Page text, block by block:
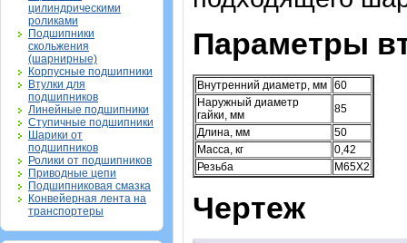
цилиндрическими
роликами
Подшипники
скольжения
(шарнирные)
Корпусные подшипники
Втулки для
подшипников
Линейные подшипники
Ступичные подшипники
Шарики от
подшипников
Ролики от подшипников
Приводные цепи
Подшипниковая смазка
Конвейерная лента на
транспортеры
Параметры
Внутренний диаметр, мм 60
Наружный диаметр
гайки, мм
85
Длина, мм
50
Масса, кг
0,42
Резьба
M65X2
Чертеж